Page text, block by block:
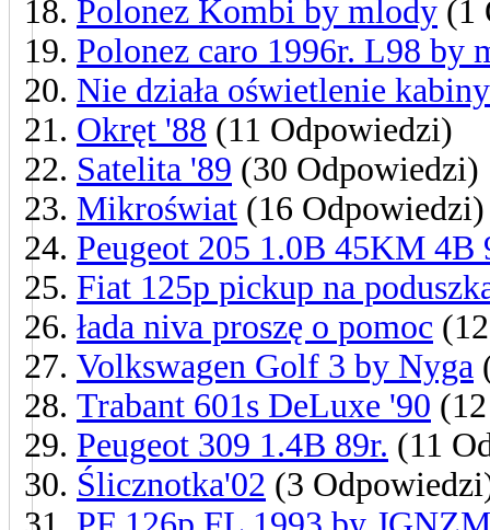
Polonez Kombi by mlody (1
Polonez caro 1996r. L98 by
Nie działa oświetlenie
Okręt '88 (11 Odpowiedzi)
Satelita '89 (30 Odpowiedzi)
Mikroświat (16 Odpowiedzi)
Peugeot 205 1.0B 45KM 4B
Fiat 125p pickup na
łada niva proszę o pomoc
Volkswagen Golf 3 by Nyga
Trabant 601s DeLuxe '90
Peugeot 309 1.4B 89r. (11
Ślicznotka'02 (3